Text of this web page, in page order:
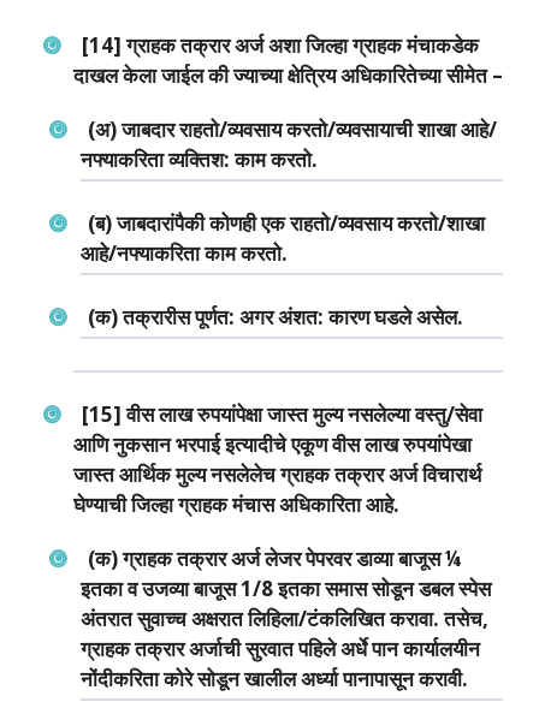
[14] ग्राहक तक्रार अर्ज अशा जिल्‍हा ग्राहक मंचाकडेक
दाखल केला जाईल की ज्‍याच्‍या क्षेत्रिय अधिकारितेच्‍या सीमेत –
(अ) जाबदार राहतो/व्‍यवसाय करतो/व्‍यवसायाची शाखा आहे/
नफ्याकरिता व्‍यक्तिश: काम करतो.
(ब) जाबदारांपैकी कोणही एक राहतो/व्‍यवसाय करतो/शाखा
आहे/नफ्याकरिता काम करतो.
(क) तक्रारीस पूर्णत: अगर अंशत: कारण घडले असेल.
[15] वीस लाख रुपयांपेक्षा जास्‍त मुल्‍य नसलेल्‍या वस्‍तु/सेवा
आणि नुकसान भरपाई इत्‍यादीचे एकूण वीस लाख रुपयांपेखा
जास्‍त आर्थिक मुल्‍य नसलेलेच ग्राहक तक्रार अर्ज विचारार्थ
घेण्‍याची जिल्‍हा ग्राहक मंचास अधिकारिता आहे.
(क) ग्राहक तक्रार अर्ज लेजर पेपरवर डाव्‍या बाजूस ¼
इतका व उजव्‍या बाजूस 1/8 इतका समास सोडून डबल स्‍पेस
अंतरात सुवाच्‍च अक्षरात लिहिला/टंकलिखित करावा. तसेच,
ग्राहक तक्रार अर्जाची सुरवात पहिले अर्धे पान कार्यालयीन
नोंदीकरिता कोरे सोडून खालील अर्ध्‍या पानापासून करावी.